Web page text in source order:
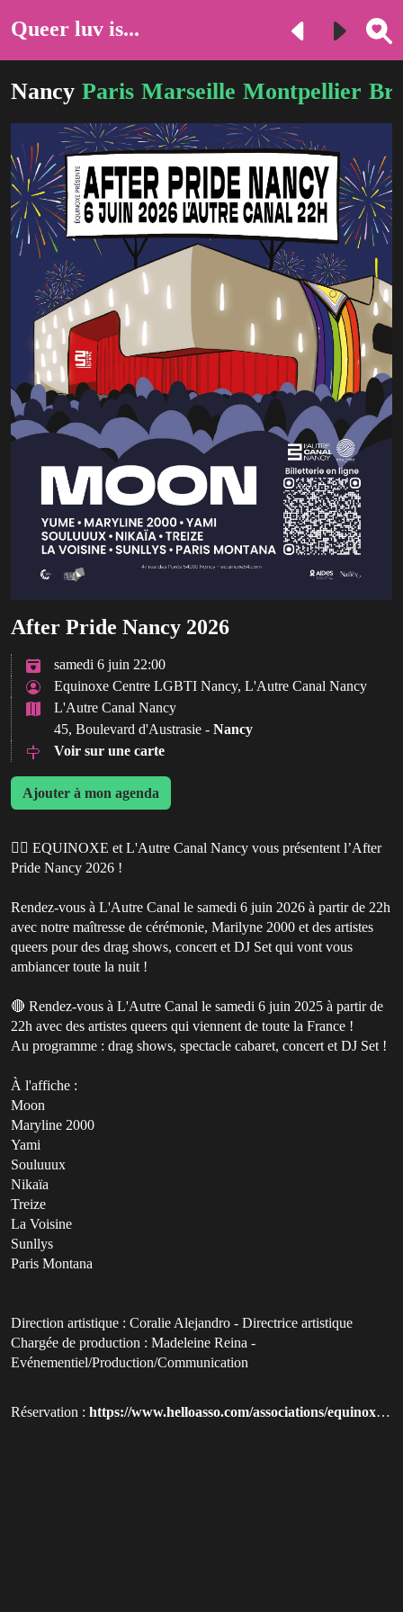
Queer luv is...
Nancy Paris Marseille Montpellier
After Pride Nancy 2026
samedi 6 juin 22:00
Equinoxe Centre LGBTI Nancy, L'Autre Canal Nancy
L'Autre Canal Nancy
45, Boulevard d'Austrasie - Nancy
Voir sur une carte
Ajouter à mon agenda
🏳️‍🌈 EQUINOXE et L'Autre Canal Nancy vous présentent l’After
Pride Nancy 2026 !
Rendez-vous à L'Autre Canal le samedi 6 juin 2026 à partir de 22h
avec notre maîtresse de cérémonie, Marilyne 2000 et des artistes
queers pour des drag shows, concert et DJ Set qui vont vous
ambiancer toute la nuit !
🔴 Rendez-vous à L'Autre Canal le samedi 6 juin 2025 à partir de
22h avec des artistes queers qui viennent de toute la France !
Au programme : drag shows, spectacle cabaret, concert et DJ Set !
À l'affiche :
Moon
Maryline 2000
Yami
Souluuux
Nikaïa
Treize
La Voisine
Sunllys
Paris Montana
Direction artistique : Coralie Alejandro - Directrice artistique
Chargée de production : Madeleine Reina -
Evénementiel/Production/Communication
Réservation : https://www.helloasso.com/associations/equinoxe-centre-lgbti-nancy/evenements/after-pride-nancy-2026?utm_source=qluvis.com